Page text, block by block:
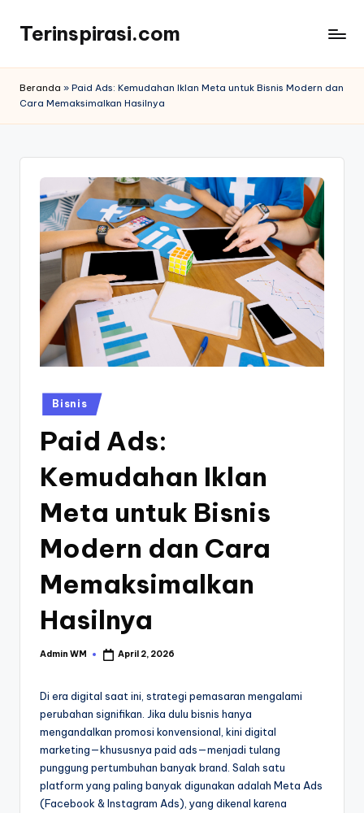
content
Terinspirasi.com
Terkini
Beranda » Paid Ads: Kemudahan Iklan Meta untuk Bisnis Modern dan
Cara Memaksimalkan Hasilnya
Posted
in
Bisnis
Paid Ads:
Kemudahan Iklan
Meta untuk Bisnis
Modern dan Cara
Memaksimalkan
Hasilnya
Posted
Admin WM April 2, 2026
Di era digital saat ini, strategi pemasaran mengalami
perubahan signifikan. Jika dulu bisnis hanya
mengandalkan promosi konvensional, kini digital
marketing—khususnya paid ads—menjadi tulang
punggung pertumbuhan banyak brand. Salah satu
platform yang paling banyak digunakan adalah Meta Ads
(Facebook & Instagram Ads), yang dikenal karena